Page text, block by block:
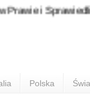
i
Polska